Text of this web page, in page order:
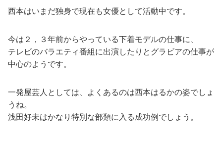
西本はいまだ独身で現在も女優として活動中です。
今は２，３年前からやっている下着モデルの仕事に、
テレビのバラエティ番組に出演したりとグラビアの仕事が
中心のようです。
一発屋芸人としては、よくあるのは西本はるかの姿でしょ
うね。
浅田好未はかなり特別な部類に入る成功例でしょう。